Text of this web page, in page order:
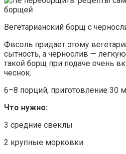
Вегетарианский борщ с
Фвсоль придает этому
сытность, а чернослив —
такой борщ при подаче очень
чеснок.
6–8 порций, приготовление 30
Что нужно:
3 средние свеклы
2 крупные морковки